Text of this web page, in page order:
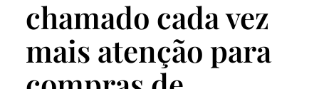
chamado cada vez
mais atenção para